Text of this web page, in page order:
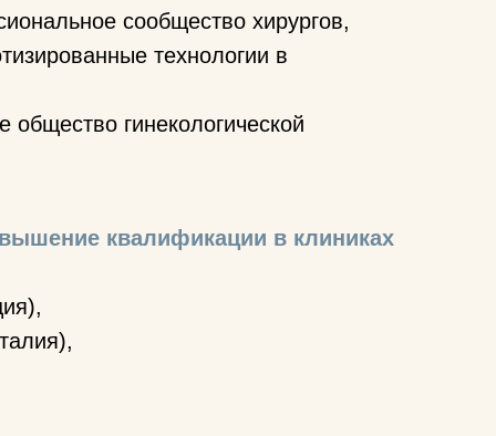
сообщество хирургов,
технологии в
гинекологической
квалификации в клиниках